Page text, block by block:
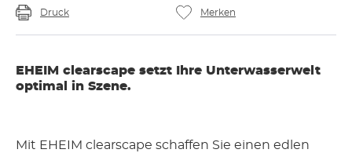
Druck Merken
EHEIM clearscape setzt Ihre Unterwasserwelt
optimal in Szene.
Mit EHEIM clearscape schaffen Sie einen edlen